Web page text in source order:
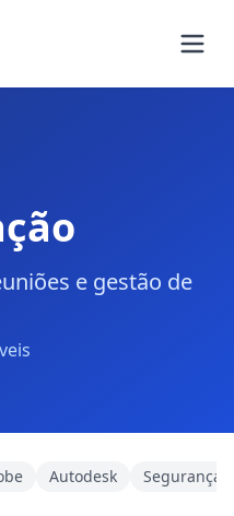
e gestão de
Autodesk Segurança